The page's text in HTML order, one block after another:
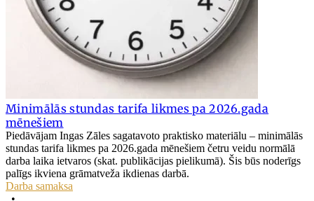
Minimālās stundas tarifa likmes pa 2026.gada
mēnešiem
Piedāvājam Ingas Zāles sagatavoto praktisko materiālu – minimālās
stundas tarifa likmes pa 2026.gada mēnešiem četru veidu normālā
darba laika ietvaros (skat. publikācijas pielikumā). Šis būs noderīgs
palīgs ikviena grāmatveža ikdienas darbā.
Darba samaksa